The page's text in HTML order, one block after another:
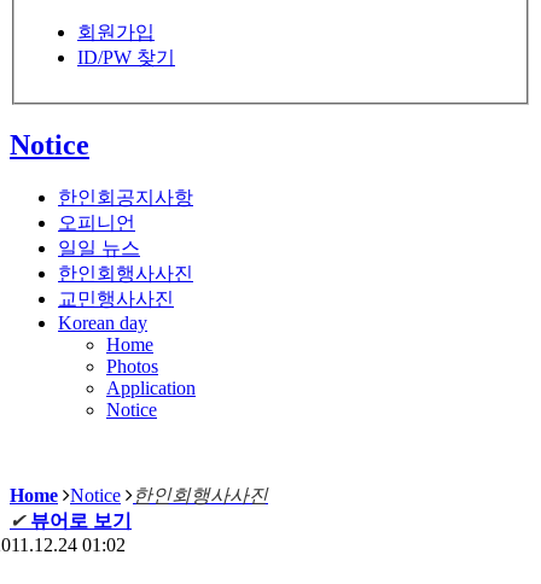
회원가입
ID/PW 찾기
Notice
한인회공지사항
오피니언
일일 뉴스
한인회행사사진
교민행사사진
Korean day
Home
Photos
Application
Notice
Home Notice
한인회행사사진
✔ 뷰어로 보기
01:02